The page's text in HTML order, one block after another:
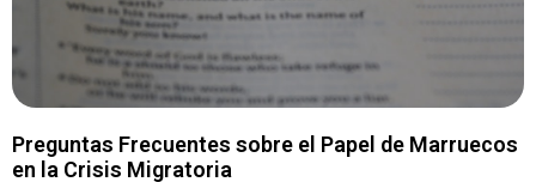
Preguntas Frecuentes sobre el Papel de Marruecos
en la Crisis Migratoria